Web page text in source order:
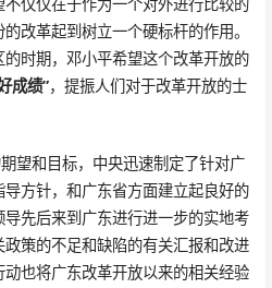
改革起到树立一个硬标杆的作用。
时期，邓小平希望这个改革开放的
成绩”，提振人们对于改革开放的士
望和目标，中央迅速制定了针对广
方针，和广东省方面建立起良好的
先后来到广东进行进一步的实地考
策的不足和缺陷的有关汇报和改进
也将广东改革开放以来的相关经验